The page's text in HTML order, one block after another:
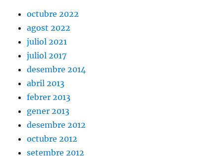
octubre 2022
agost 2022
juliol 2021
juliol 2017
desembre 2014
abril 2013
febrer 2013
gener 2013
desembre 2012
octubre 2012
setembre 2012